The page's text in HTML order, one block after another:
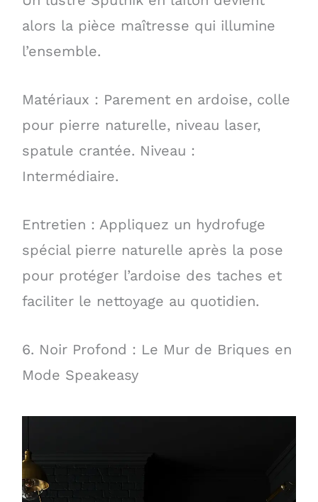
alors la pièce maîtresse qui illumine
l’ensemble.
Matériaux : Parement en ardoise, colle
pour pierre naturelle, niveau laser,
spatule crantée. Niveau :
Intermédiaire.
Entretien : Appliquez un hydrofuge
spécial pierre naturelle après la pose
pour protéger l’ardoise des taches et
faciliter le nettoyage au quotidien.
6. Noir Profond : Le Mur de Briques en
Mode Speakeasy